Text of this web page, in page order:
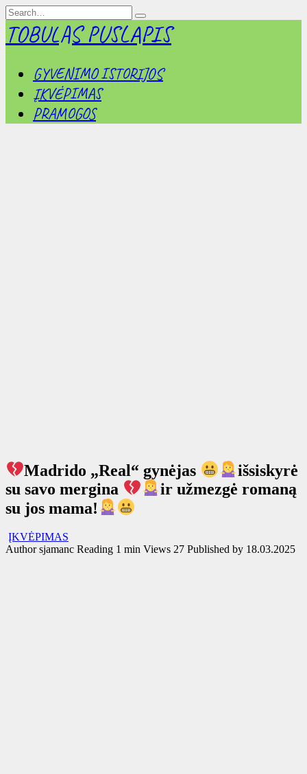
Skip
to
content
Search
for:
TOBULAS PUSLAPIS
GYVENIMO ISTORIJOS
ĮKVĖPIMAS
PRAMOGOS
Madrido „Real“ gynėjas
išsiskyrė
su savo mergina
ir užmezgė romaną
su jos mama!
ĮKVĖPIMAS
Author sjamanc Reading 1 min Views 27 Published by 18.03.2025